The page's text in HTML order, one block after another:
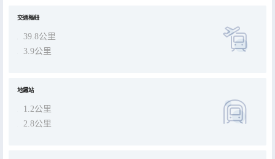
交通樞紐
39.8公里
3.9公里
地鐵站
1.2公里
2.8公里